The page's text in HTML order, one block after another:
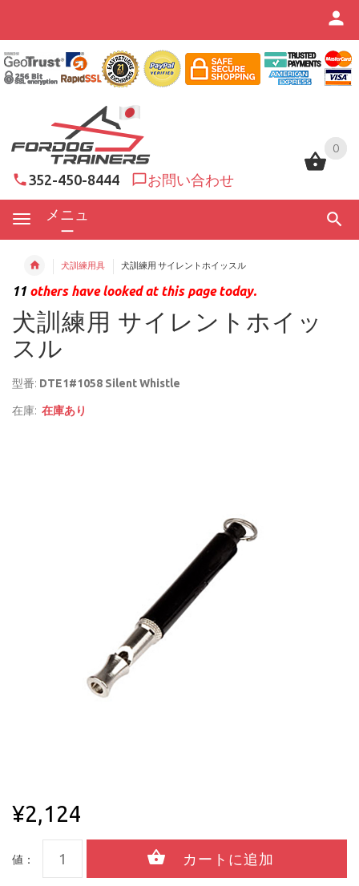
0
352-450-8444 お問い合わせ
メニュ
ー
0
犬訓練用具 犬訓練用 サイレントホイッスル
11 others have looked at this page today.
犬訓練用 サイレントホイッ
スル
型番: DTE1#1058 Silent Whistle
在庫: 在庫あり
¥2,124
値：